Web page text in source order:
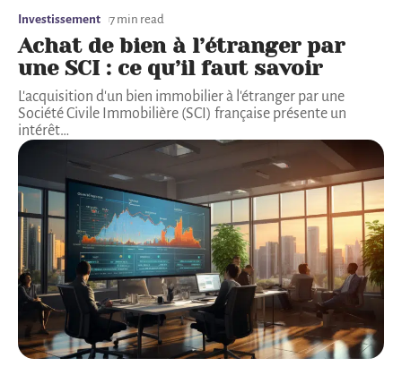
Investissement 7 min read
Achat de bien à l’étranger par
une SCI : ce qu’il faut savoir
L'acquisition d'un bien immobilier à l'étranger par une
Société Civile Immobilière (SCI) française présente un
intérêt…